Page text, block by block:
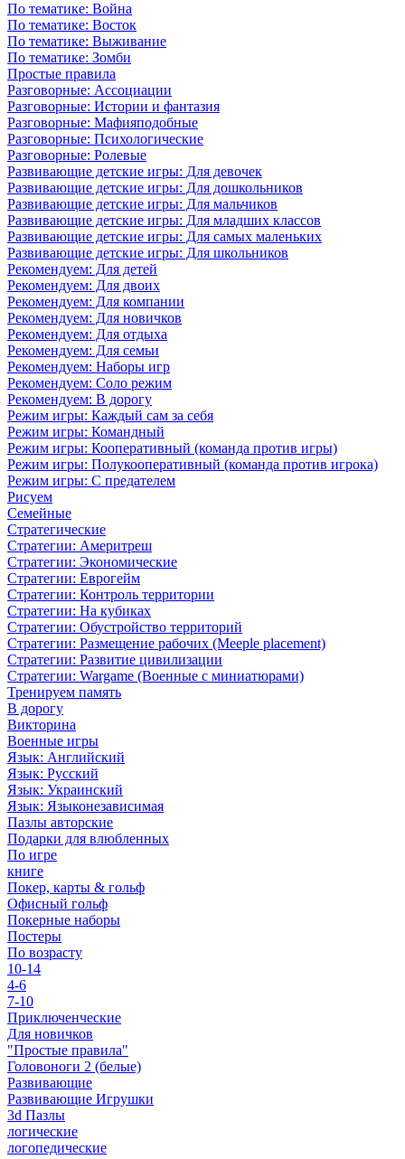
По тематике: Война
По тематике: Восток
По тематике: Выживание
По тематике: Зомби
Простые правила
Разговорные: Ассоциации
Разговорные: Истории и фантазия
Разговорные: Мафияподобные
Разговорные: Психологические
Разговорные: Ролевые
Развивающие детские игры: Для девочек
Развивающие детские игры: Для дошкольников
Развивающие детские игры: Для мальчиков
Развивающие детские игры: Для младших классов
Развивающие детские игры: Для самых маленьких
Развивающие детские игры: Для школьников
Рекомендуем: Для детей
Рекомендуем: Для двоих
Рекомендуем: Для компании
Рекомендуем: Для новичков
Рекомендуем: Для отдыха
Рекомендуем: Для семьи
Рекомендуем: Наборы игр
Рекомендуем: Соло режим
Рекомендуем: В дорогу
Режим игры: Каждый сам за себя
Режим игры: Командный
Режим игры: Кооперативный (команда против игры)
Режим игры: Полукооперативный (команда против игрока)
Режим игры: С предателем
Рисуем
Семейные
Стратегические
Стратегии: Америтреш
Стратегии: Экономические
Стратегии: Еврогейм
Стратегии: Контроль территории
Стратегии: На кубиках
Стратегии: Обустройство территорий
Стратегии: Размещение рабочих (Meeple placement)
Стратегии: Развитие цивилизации
Стратегии: Wargame (Военные с миниатюрами)
Тренируем память
В дорогу
Викторина
Военные игры
Язык: Английский
Язык: Русский
Язык: Украинский
Язык: Языконезависимая
Пазлы авторские
Подарки для влюбленных
По игре
книге
Покер, карты & гольф
Офисный гольф
Покерные наборы
Постеры
По возрасту
10-14
4-6
7-10
Приключенческие
Для новичков
"Простые правила"
Головоноги 2 (белые)
Развивающие
Развивающие Игрушки
3d Пазлы
логические
логопедические